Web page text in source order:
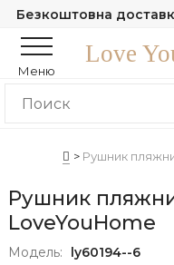
Безкоштовна
Меню
Love
Рушник
Рушник
LoveYouHome
Модель: ly60194--6